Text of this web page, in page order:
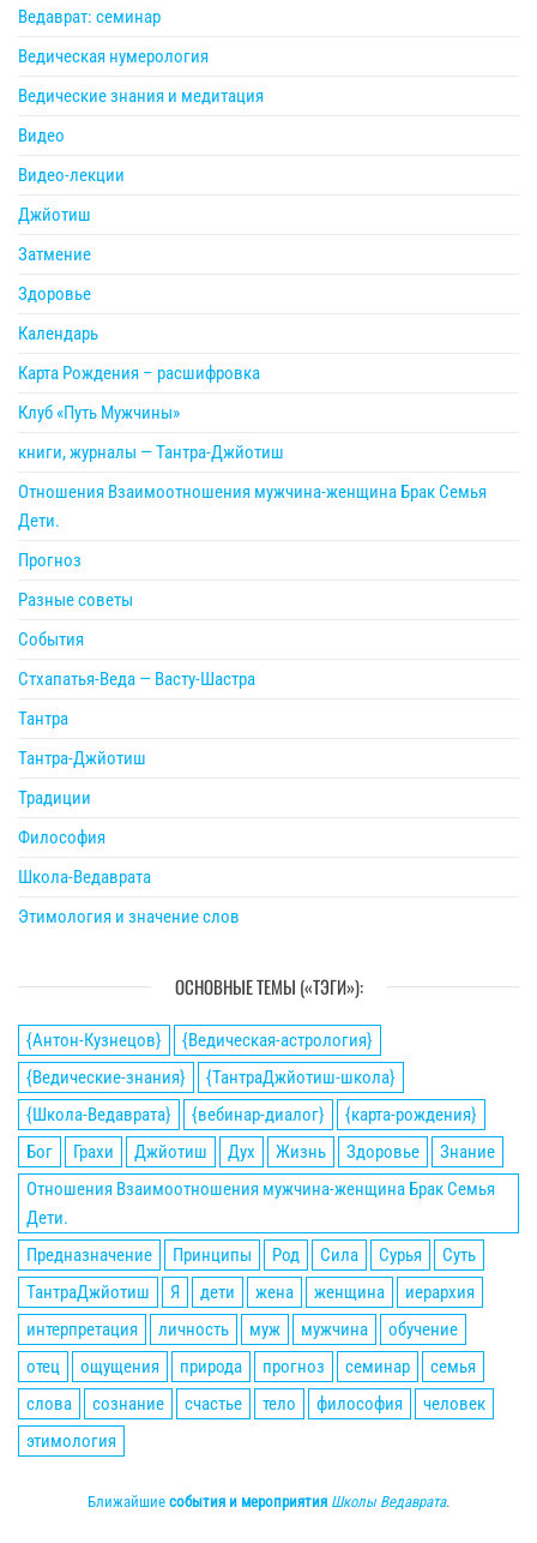
Ведаврат: семинар
Ведическая нумерология
Ведические знания и медитация
Видео
Видео-лекции
Джйотиш
Затмение
Здоровье
Календарь
Карта Рождения – расшифровка
Клуб «Путь Мужчины»
книги, журналы — Тантра-Джйотиш
Отношения Взаимоотношения мужчина-женщина Брак Семья
Дети.
Прогноз
Разные советы
События
Стхапатья-Веда — Васту-Шастра
Тантра
Тантра-Джйотиш
Традиции
Философия
Школа-Ведаврата
Этимология и значение слов
ОСНОВНЫЕ ТЕМЫ («ТЭГИ»):
{Антон-Кузнецов}
{Ведическая-астрология}
{Ведические-знания}
{ТантраДжйотиш-школа}
{Школа-Ведаврата}
{вебинар-диалог}
{карта-рождения}
Бог
Грахи Джйотиш Дух Жизнь Здоровье
Знание
Отношения Взаимоотношения мужчина-женщина Брак Семья
Дети.
Предназначение
Принципы Род Сила Сурья
Суть
ТантраДжйотиш
Я дети жена женщина
иерархия
интерпретация
личность муж мужчина
обучение
отец
ощущения природа прогноз семинар
семья
слова
сознание счастье тело философия
человек
этимология
Ближайшие события и мероприятия Школы Ведаврата.